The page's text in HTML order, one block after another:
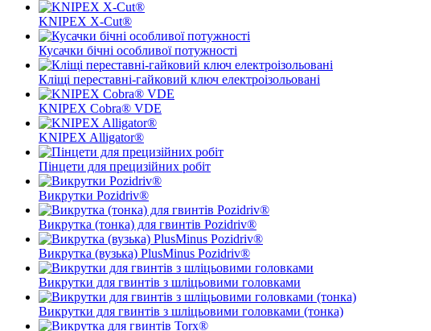
KNIPEX X-Cut®
Кусачки бічні особливої ​​потужності
Кліщі переставні-гайковий ключ електроізольовані
KNIPEX Cobra® VDE
KNIPEX Alligator®
Пінцети для прецизійних робіт
Викрутки Pozidriv®
Викрутка (тонка) для гвинтів Pozidriv®
Викрутка (вузька) PlusMinus Pozidriv®
Викрутки для гвинтів з шліцьовими головками
Викрутки для гвинтів з шліцьовими головками (тонка)